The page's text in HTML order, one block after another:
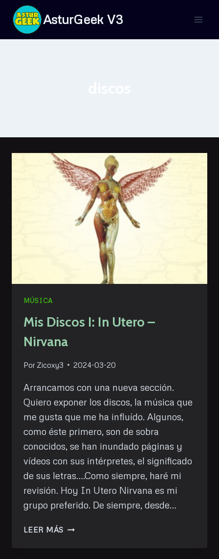
Saltar
contenido
AsturGeek V3
MÚSICA
Mis Discos I: In Utero –
Nirvana
Por Zicoxy3 2024-03-20
Arrancamos con una nueva sección.
Quiero exponer los discos, la música que
me gusta que me ha influído. Algunos,
como éste primero, son de sobra
conocidos, se han inundado páginas y
vídeos con sus intérpretes, el significado
de sus letras….Como siempre, haré mi
revisión. Hoy In Utero Nirvana es mi
grupo preferido. De siempre, desde…
LEER MÁS MIS